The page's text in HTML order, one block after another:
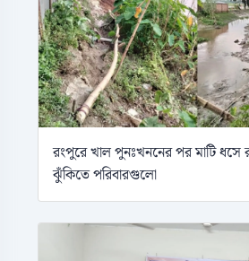
রংপুরে খাল পুনঃখননের পর মাটি ধসে
ঝুঁকিতে পরিবারগুলো